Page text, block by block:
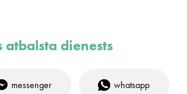
atbalsta dienests
messenger whatsapp